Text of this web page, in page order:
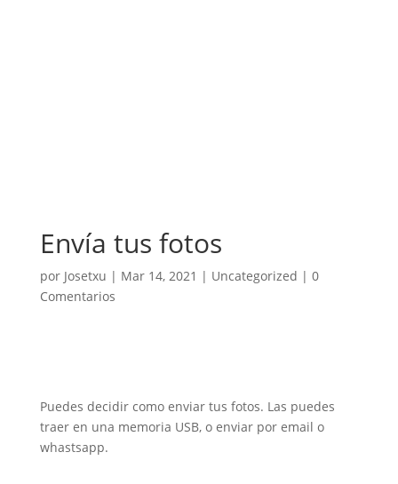
Envía tus fotos
por Josetxu | Mar 14, 2021 | Uncategorized | 0
Comentarios
Puedes decidir como enviar tus fotos. Las puedes
traer en una memoria USB, o enviar por email o
whastsapp.